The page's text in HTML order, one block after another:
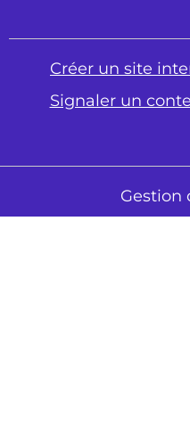
Créer un site
Signaler un
Gestion